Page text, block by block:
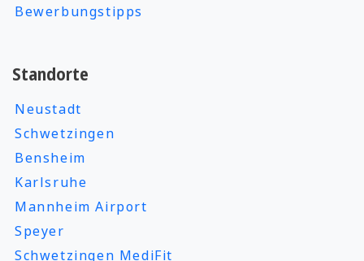
Bewerbungstipps
Standorte
Neustadt
Schwetzingen
Bensheim
Karlsruhe
Mannheim Airport
Speyer
Schwetzingen MediFit